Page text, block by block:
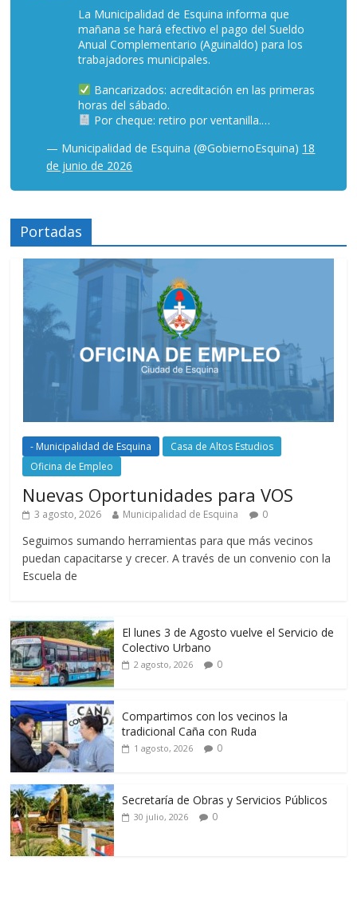
La Municipalidad de Esquina informa que
mañana se hará efectivo el pago del Sueldo
Anual Complementario (Aguinaldo) para los
trabajadores municipales.
Bancarizados: acreditación en las primeras
horas del sábado.
Por cheque: retiro por ventanilla.…
— Municipalidad de Esquina (@GobiernoEsquina) 18
de junio de 2026
Portadas
- Municipalidad de Esquina
Casa de Altos Estudios
Oficina de Empleo
Nuevas Oportunidades para VOS
3 agosto, 2026 Municipalidad de Esquina 0
Seguimos sumando herramientas para que más vecinos
puedan capacitarse y crecer. A través de un convenio con la
Escuela de
El lunes 3 de Agosto vuelve el Servicio de
Colectivo Urbano
2 agosto, 2026 0
Compartimos con los vecinos la
tradicional Caña con Ruda
1 agosto, 2026 0
Secretaría de Obras y Servicios Públicos
30 julio, 2026 0